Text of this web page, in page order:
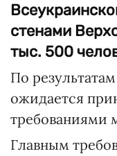
стенами
тыс. 500
По
ожидается
требованиями
Главным